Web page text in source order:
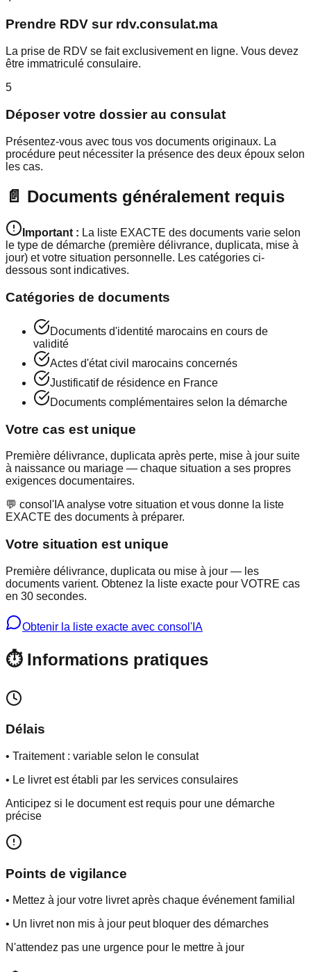
Prendre RDV sur rdv.consulat.ma
La prise de RDV se fait exclusivement en ligne. Vous devez
être immatriculé consulaire.
5
Déposer votre dossier au consulat
Présentez-vous avec tous vos documents originaux. La
procédure peut nécessiter la présence des deux époux selon
les cas.
📄 Documents généralement requis
Important : La liste EXACTE des documents varie selon
le type de démarche (première délivrance, duplicata, mise à
jour) et votre situation personnelle. Les catégories ci-
dessous sont indicatives.
Catégories de documents
Documents d'identité marocains en cours de
validité
Actes d'état civil marocains concernés
Justificatif de résidence en France
Documents complémentaires selon la démarche
Votre cas est unique
Première délivrance, duplicata après perte, mise à jour suite
à naissance ou mariage — chaque situation a ses propres
exigences documentaires.
💬 consol'IA analyse votre situation et vous donne la liste
EXACTE des documents à préparer.
Votre situation est unique
Première délivrance, duplicata ou mise à jour — les
documents varient. Obtenez la liste exacte pour VOTRE cas
en 30 secondes.
Obtenir la liste exacte avec consol'IA
⏱️ Informations pratiques
Délais
• Traitement : variable selon le consulat
• Le livret est établi par les services consulaires
Anticipez si le document est requis pour une démarche
précise
Points de vigilance
• Mettez à jour votre livret après chaque événement familial
• Un livret non mis à jour peut bloquer des démarches
N'attendez pas une urgence pour le mettre à jour